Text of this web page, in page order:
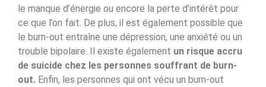
le manque d’énergie ou encore la perte d’intérêt pour
ce que l’on fait. De plus, il est également possible que
le burn-out entraîne une dépression, une anxiété ou un
trouble bipolaire. Il existe également un risque accru
de suicide chez les personnes souffrant de burn-
out. Enfin, les personnes qui ont vécu un burn-out